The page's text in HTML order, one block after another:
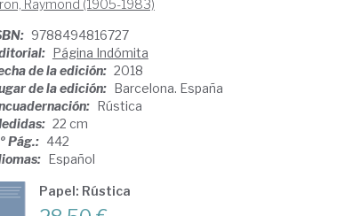
Raymond (1905-1983)
9788494816727
Página Indómita
de la edición: 2018
de la edición: Barcelona. España
Rústica
22 cm
Pág.: 442
Español
Papel: Rústica